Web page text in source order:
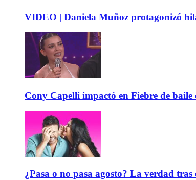
VIDEO | Daniela Muñoz protagonizó
Cony Capelli impactó en Fiebre de
¿Pasa o no pasa agosto? La verdad